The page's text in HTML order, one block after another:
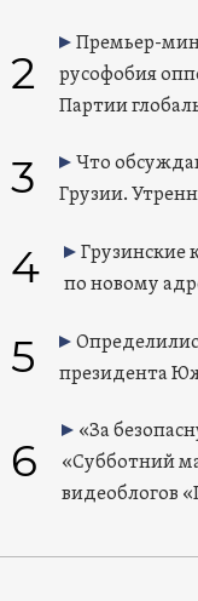
2
Премьер-
русофобия
Партии
3
Что
Грузии.
4
Грузинские
по новому
5
президента
6
«За
«Субботний
видеоблогов